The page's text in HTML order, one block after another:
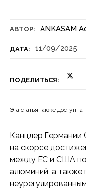
АВТОР: ANKASAM
ДАТА: 11/09/2025
ПОДЕЛИТЬСЯ:
Эта статья также доступна
Канцлер
на скорое
между ЕС и США по
алюминий, а также